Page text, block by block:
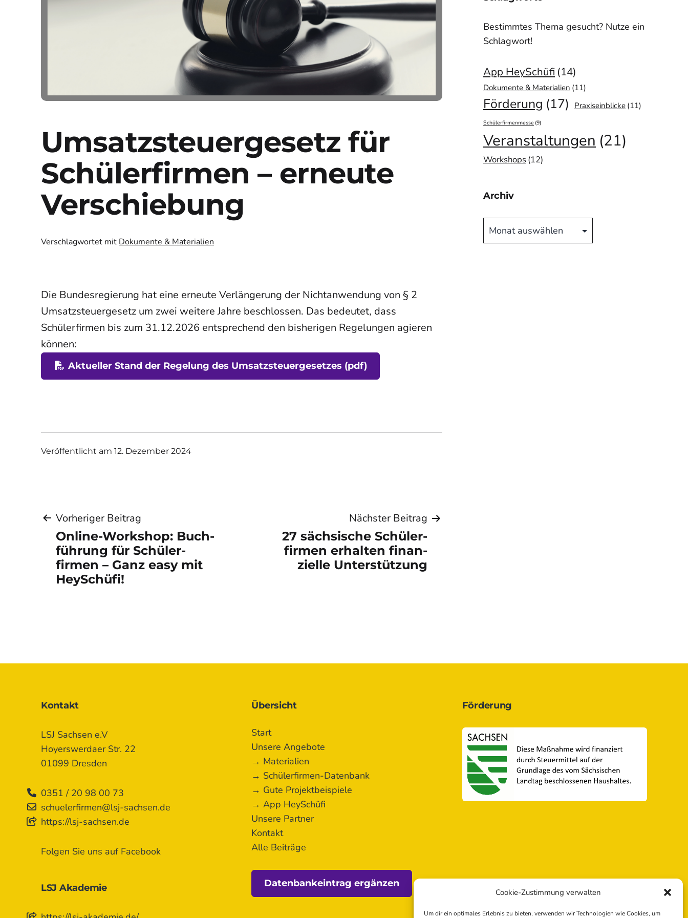
Cookie-Zustimmung verwalten
Um dir ein optimales Erlebnis zu bieten, verwenden wir Technologien wie Cookies, um
Umsatzsteuergesetz für
Schülerfirmen – erneute
Verschiebung
Verschlagwortet mit Dokumente & Materialien
Die Bundesregierung hat eine erneute Verlängerung der Nichtanwendung von § 2
Umsatzsteuergesetz um zwei weitere Jahre beschlossen. Das bedeutet, dass
Schülerfirmen bis zum 31.12.2026 entsprechend den bisherigen Regelungen agieren
können:
Aktueller Stand der Regelung des Umsatzsteuergesetzes (pdf)
Veröffentlicht am 12. Dezember 2024
Beitragsnavigation
Vorheriger Beitrag
Online-Workshop: Buch­
füh­rung für Schüler­
firmen – Ganz easy mit
HeySchüfi!
Nächster Beitrag
27 sächsische Schüler­
firmen erhalten finan­
zielle Unter­stützung
Bestimmtes Thema gesucht? Nutze ein
Schlagwort!
App HeySchüfi (14)
Dokumente & Materialien (11)
Förderung (17) Praxiseinblicke (11)
Schülerfirmenmesse (9)
Veranstaltungen (21)
Workshops(12)
Archiv
Archiv
Kontakt
LSJ Sachsen e.V
Hoyerswerdaer Str. 22
01099 Dresden
0351 / 20 98 00 73
schuelerfirmen@lsj-sachsen.de
https://lsj-sachsen.de
Folgen Sie uns auf Facebook
LSJ Akademie
Übersicht
Start
Unsere Angebote
→ Materialien
→ Schülerfirmen-Datenbank
→ Gute Projektbeispiele
→ App HeySchüfi
Unsere Partner
Kontakt
Alle Beiträge
Datenbankeintrag ergänzen
Förderung